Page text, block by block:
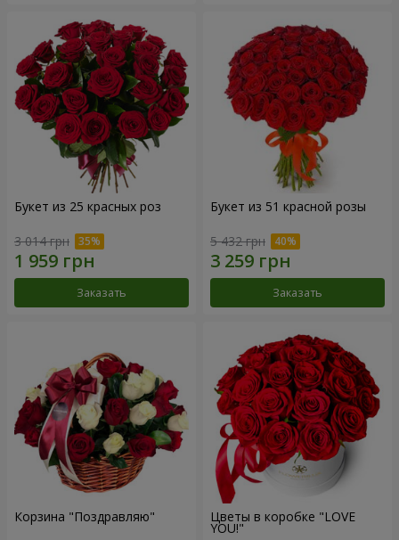
Букет из 25 красных роз
3 014 грн
Заказать
Букет из 51 красной розы
5 432 грн
Заказать
Корзина "Поздравляю" Цветы в коробке "LOVE
YOU!"